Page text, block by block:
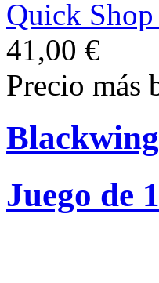
Quick Shop
41,00 €
Precio más
Juego de